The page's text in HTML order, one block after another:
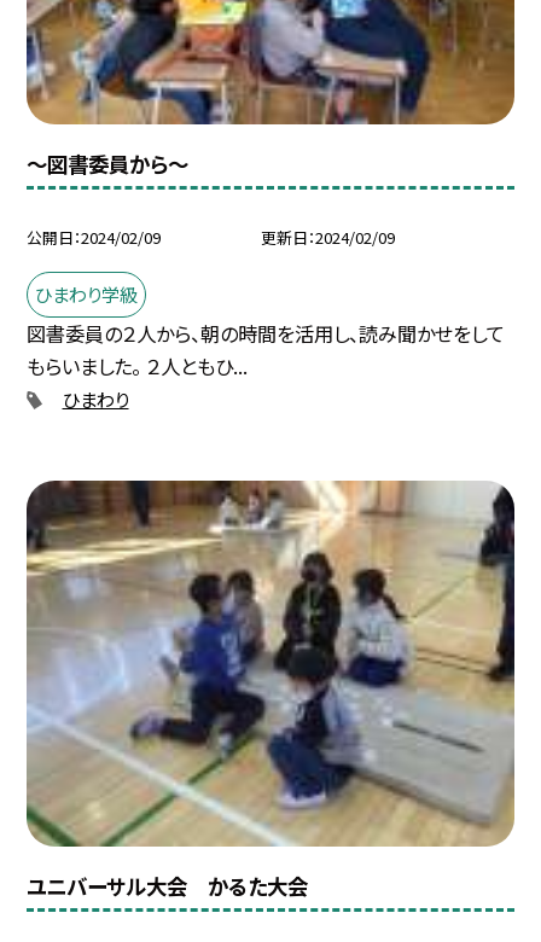
〜図書委員から〜
公開日 2024/02/09 更新日 2024/02/09
ひまわり学級
図書委員の２人から、朝の時間を活用し、読み聞かせをして
もらいました。 ２人ともひ...
ひまわり
ユニバーサル大会 かるた大会